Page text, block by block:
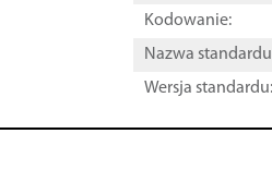
Kodowanie:
Nazwa
Wersja standardu: